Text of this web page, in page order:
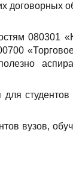
080301
вузов,